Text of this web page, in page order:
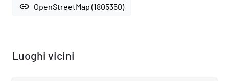
link OpenStreetMap (1805350)
Luoghi vicini